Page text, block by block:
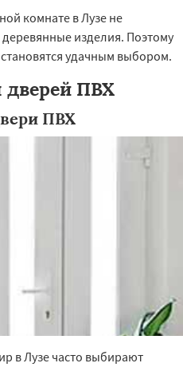
комнате в Лузе не
изделия. Поэтому
удачным выбором.
ПВХ
ПВХ
в Лузе часто выбирают